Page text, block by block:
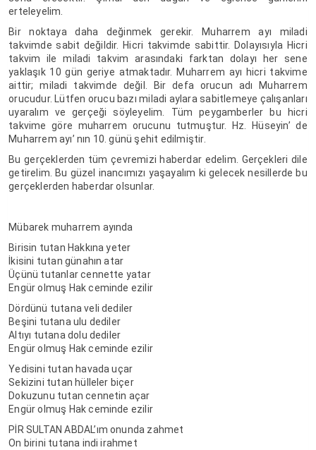
erteleyelim.
Bir noktaya daha değinmek gerekir. Muharrem ayı miladi
takvimde sabit değildir. Hicri takvimde sabittir. Dolayısıyla Hicri
takvim ile miladi takvim arasındaki farktan dolayı her sene
yaklaşık 10 gün geriye atmaktadır. Muharrem ayı hicri takvime
aittir; miladi takvimde değil. Bir defa orucun adı Muharrem
orucudur. Lütfen orucu bazı miladi aylara sabitlemeye çalışanları
uyaralım ve gerçeği söyleyelim. Tüm peygamberler bu hicri
takvime göre muharrem orucunu tutmuştur. Hz. Hüseyin’ de
Muharrem ayı’ nın 10. günü şehit edilmiştir.
Bu gerçeklerden tüm çevremizi haberdar edelim. Gerçekleri dile
getirelim. Bu güzel inancımızı yaşayalım ki gelecek nesillerde bu
gerçeklerden haberdar olsunlar.
Mübarek muharrem ayında
Birisin tutan Hakkına yeter
İkisini tutan günahın atar
Üçünü tutanlar cennette yatar
Engür olmuş Hak ceminde ezilir
Dördünü tutana veli dediler
Beşini tutana ulu dediler
Altıyı tutana dolu dediler
Engür olmuş Hak ceminde ezilir
Yedisini tutan havada uçar
Sekizini tutan hülleler biçer
Dokuzunu tutan cennetin açar
Engür olmuş Hak ceminde ezilir
PİR SULTAN ABDAL’ım onunda zahmet
On birini tutana indi irahmet